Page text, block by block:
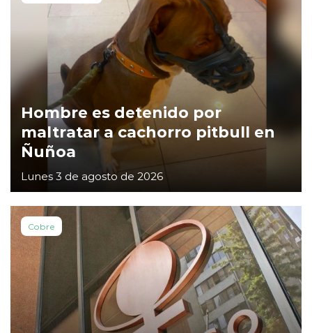
Hombre es detenido por
maltratar a cachorro pitbull en
Ñuñoa
Lunes 3 de agosto de 2026
Cobre